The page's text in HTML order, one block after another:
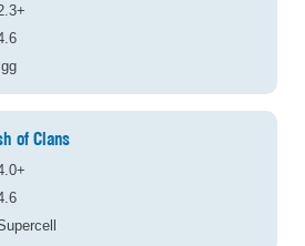
of Clans